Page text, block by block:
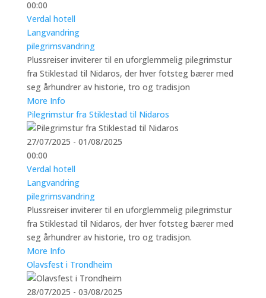
00:00
Verdal hotell
Langvandring
pilegrimsvandring
Plussreiser inviterer til en uforglemmelig pilegrimstur
fra Stiklestad til Nidaros, der hver fotsteg bærer med
seg århundrer av historie, tro og tradisjon
More Info
Pilegrimstur fra Stiklestad til Nidaros
27/07/2025 - 01/08/2025
00:00
Verdal hotell
Langvandring
pilegrimsvandring
Plussreiser inviterer til en uforglemmelig pilegrimstur
fra Stiklestad til Nidaros, der hver fotsteg bærer med
seg århundrer av historie, tro og tradisjon.
More Info
Olavsfest i Trondheim
28/07/2025 - 03/08/2025